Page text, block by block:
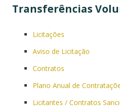
Transferências
Licitações
Aviso de Licitação
Contratos
Plano Anual de
Licitantes / Contratos